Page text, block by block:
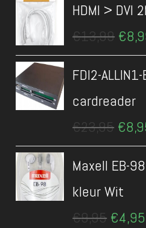
HDMI > DVI
€13,99
€13,99.
€
FDI2-
cardreader
€23,95
€23,95.
€
Maxell EB-
kleur Wit
€9,95 €4,95